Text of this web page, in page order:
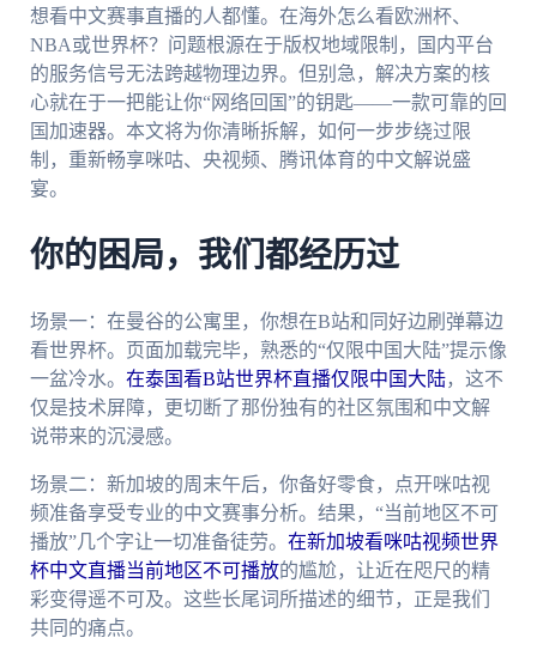
想看中文赛事直播的人都懂。在海外怎么看欧洲杯、
NBA或世界杯？问题根源在于版权地域限制，国内平台
的服务信号无法跨越物理边界。但别急，解决方案的核
心就在于一把能让你“网络回国”的钥匙——一款可靠的回
国加速器。本文将为你清晰拆解，如何一步步绕过限
制，重新畅享咪咕、央视频、腾讯体育的中文解说盛
宴。
你的困局，我们都经历过
场景一：在曼谷的公寓里，你想在B站和同好边刷弹幕边
看世界杯。页面加载完毕，熟悉的“仅限中国大陆”提示像
一盆冷水。 在泰国看B站世界杯直播仅限中国大陆，这不
仅是技术屏障，更切断了那份独有的社区氛围和中文解
说带来的沉浸感。
场景二：新加坡的周末午后，你备好零食，点开咪咕视
频准备享受专业的中文赛事分析。结果，“当前地区不可
播放”几个字让一切准备徒劳。 在新加坡看咪咕视频世界
杯中文直播当前地区不可播放的尴尬，让近在咫尺的精
彩变得遥不可及。这些长尾词所描述的细节，正是我们
共同的痛点。